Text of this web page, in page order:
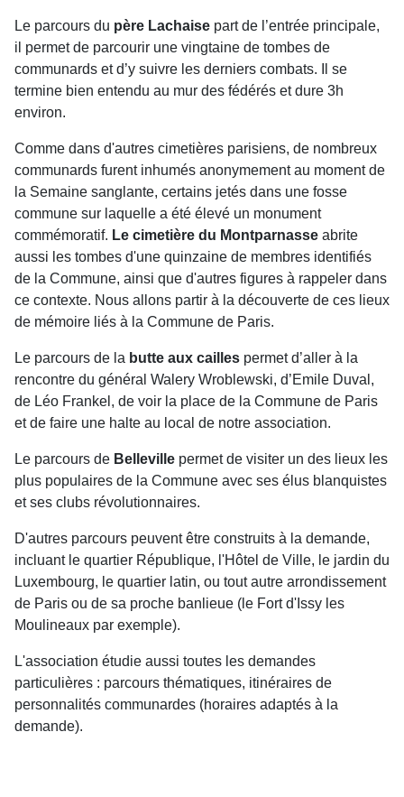
Le parcours du père Lachaise part de l’entrée principale,
il permet de parcourir une vingtaine de tombes de
communards et d’y suivre les derniers combats. Il se
termine bien entendu au mur des fédérés et dure 3h
environ.
Comme dans d'autres cimetières parisiens, de nombreux
communards furent inhumés anonymement au moment de
la Semaine sanglante, certains jetés dans une fosse
commune sur laquelle a été élevé un monument
commémoratif. Le cimetière du Montparnasse abrite
aussi les tombes d'une quinzaine de membres identifiés
de la Commune, ainsi que d'autres figures à rappeler dans
ce contexte. Nous allons partir à la découverte de ces lieux
de mémoire liés à la Commune de Paris.
Le parcours de la butte aux cailles permet d’aller à la
rencontre du général Walery Wroblewski, d’Emile Duval,
de Léo Frankel, de voir la place de la Commune de Paris
et de faire une halte au local de notre association.
Le parcours de Belleville permet de visiter un des lieux les
plus populaires de la Commune avec ses élus blanquistes
et ses clubs révolutionnaires.
D'autres parcours peuvent être construits à la demande,
incluant le quartier République, l'Hôtel de Ville, le jardin du
Luxembourg, le quartier latin, ou tout autre arrondissement
de Paris ou de sa proche banlieue (le Fort d'Issy les
Moulineaux par exemple).
L'association étudie aussi toutes les demandes
particulières : parcours thématiques, itinéraires de
personnalités communardes (horaires adaptés à la
demande).